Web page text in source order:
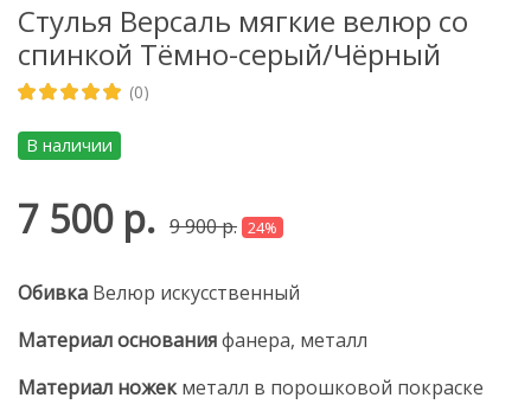
Стулья Версаль мягкие велюр со
спинкой Тёмно-серый/Чёрный
(0)
В наличии
7 500 р. 9 900 р. 24%
Обивка Велюр искусственный
Материал основанияфанера, металл
Материал ножек металл в порошковой покраске